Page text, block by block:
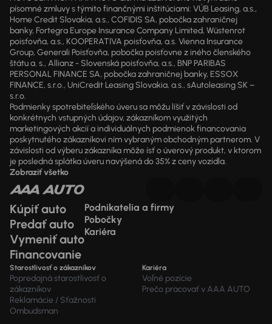
písomné zmluvy s týmito finančnými inštitúciami: VÚB Leasing, a.s.,
Home Credit Slovakia, a.s., COFIDIS SA, pobočka zahraničnej
banky, Fortegra Europe Insurance Company Limited, Wüstenrot
poisťovňa, a.s., KOOPERATIVA poisťovňa, a.s. Vienna Insurance
Group, Generali Poisťovňa, pobočka poisťovne z iného členského
štátu a. s., Allianz - Slovenská poisťovňa, a.s., BNP PARIBAS
PERSONAL FINANCE SA, pobočka zahraničnej banky, ESSOX
FINANCE, s.r.o., UniCredit Leasing Slovakia, a.s., sAutoleasing SK –
s.r.o.
Podmienky spotrebiteľského úveru sa môžu líšiť v závislosti od
konkrétnych vstupných údajov, zákazníkom využitých
marketingových akcií a individuálnych podmienok financovania
poskytnutého zákazníkovi ním vybraným obchodným partnerom. V
závislosti od výberu zákazníka môže ísť o úverový produkt, v ktorom
je posledná splátka úveru navýšená do 35% z ceny vozidla.
Zobraziť všetko
Kúpiť auto
Predať auto
Vymeniť auto
Financovanie
Podnikatelia a firmy
Pobočky
Kariéra
Starostlivosť o zákazníkov
Popredajná starostlivosť o
zákazníkov
Reklamácie / Sťažnosti
Ombudsman
Kariéra
Voľné pozície
Prečo pracovať v AAA AUTO